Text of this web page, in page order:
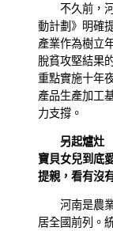
不久前，
動計劃》明確
產業作為樹立
脫貧攻堅結果
重點實施十年
產品生產加工
力支撐。
另起爐灶
寶貝女兒到底
提親，看有沒
河南是農
居全國前列。